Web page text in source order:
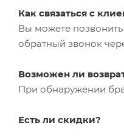
Как связаться с
Вы можете
обратный звонок
Возможен ли
При обнаружении
Есть ли скидки?